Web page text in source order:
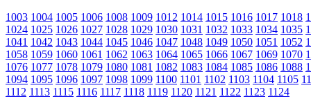
1003 1004 1005 1006 1008 1009 1012 1014 1015 1016 1017 1018
1024 1025 1026 1027 1028 1029 1030 1031 1032 1033 1034 1035
1041 1042 1043 1044 1045 1046 1047 1048 1049 1050 1051 1052
1058 1059 1060 1061 1062 1063 1064 1065 1066 1067 1069 1070
1076 1077 1078 1079 1080 1081 1082 1083 1084 1085 1086 1088
1094 1095 1096 1097 1098 1099 1100 1101 1102 1103 1104 1105
1112 1113 1115 1116 1117 1118 1119 1120 1121 1122 1123 1124